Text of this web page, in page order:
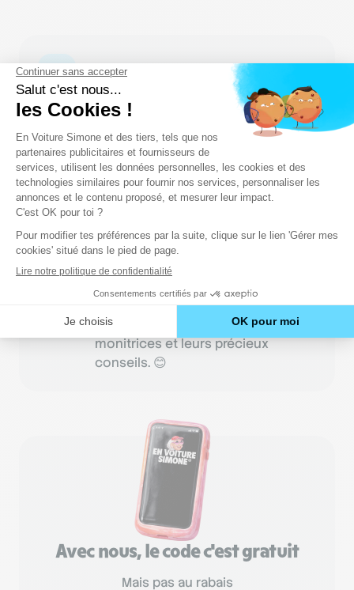
Le saviez-vous ?
Le jour de l'examen du permis de
conduire, l'examinateur pose des
questions sur lesvérifications
intérieureset extérieures du
véhicule. Vous avez un doute sur
les équipements ou les différents
feux (feux de route, feux de
position, feux de croisement…)
présents dans une voiture ? Pas de
panique ! En Voiture Simone vous
aide à réviser en toute simplicité
grâce à notre application 100 %
gratuite et à nos moniteurs et
monitrices et leurs précieux
conseils. 😊
Avec nous, le code c'est gratuit
Mais pas au rabais